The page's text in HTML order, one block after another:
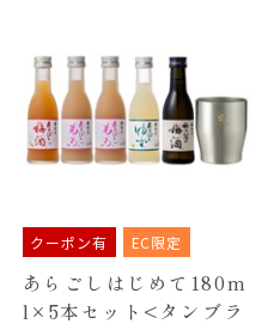
クーポン有 EC限定
あらごしはじめて180m
l×5本セット<タンブラ